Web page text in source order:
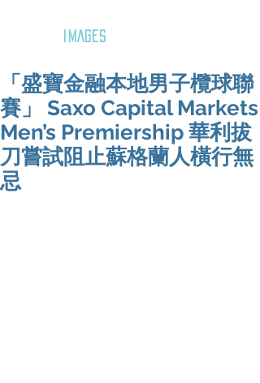
IMAGES
「盛寶金融本地男子欖球聯
賽」 Saxo Capital Markets
Men’s Premiership 華利拔
刀嘗試阻止蘇格蘭人橫行無
忌